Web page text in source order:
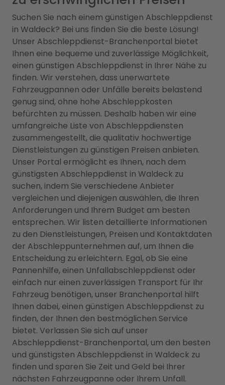
Suchen Sie nach einem günstigen Abschleppdienst
in Waldeck? Bei uns finden Sie die beste Lösung!
Unser Abschleppdienst-Branchenportal bietet
Ihnen eine bequeme und zuverlässige Möglichkeit,
einen günstigen Abschleppdienst in Ihrer Nähe zu
finden. Wir verstehen, dass unerwartete
Fahrzeugpannen oder Unfälle bereits belastend
genug sind, ohne hohe Abschleppkosten
befürchten zu müssen. Deshalb haben wir eine
umfangreiche Liste von Abschleppdiensten
zusammengestellt, die qualitativ hochwertige
Dienstleistungen zu günstigen Preisen anbieten.
Unser Portal ermöglicht es Ihnen, nach dem
günstigsten Abschleppdienst in Waldeck zu
suchen, indem Sie verschiedene Anbieter
vergleichen und diejenigen auswählen, die Ihren
Anforderungen und Ihrem Budget am besten
entsprechen. Wir listen detaillierte Informationen
zu den Dienstleistungen, Preisen und Kontaktdaten
der Abschleppunternehmen auf, um Ihnen die
Entscheidung zu erleichtern. Egal, ob Sie eine
Pannenhilfe, einen Unfallabschleppdienst oder
einfach nur einen zuverlässigen Transport für Ihr
Fahrzeug benötigen, unser Branchenportal hilft
Ihnen dabei, einen günstigen Abschleppdienst zu
finden, der Ihnen den bestmöglichen Service
bietet. Verlassen Sie sich auf unser
Abschleppdienst-Branchenportal, um den besten
und günstigsten Abschleppdienst in Waldeck zu
finden und sparen Sie Zeit und Geld bei Ihrer
nächsten Fahrzeugpanne oder Ihrem Unfall.